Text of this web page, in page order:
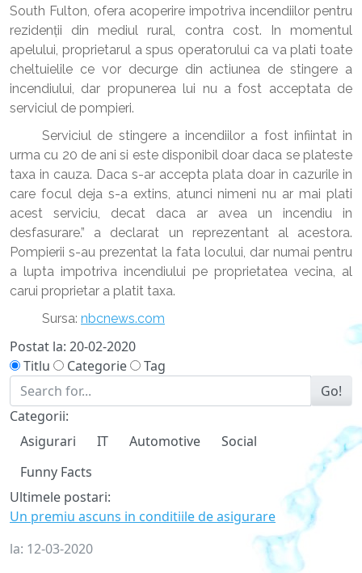
South Fulton, ofera acoperire impotriva incendiilor pentru
rezidenții din mediul rural, contra cost. In momentul
apelului, proprietarul a spus operatorului ca va plati toate
cheltuielile ce vor decurge din actiunea de stingere a
incendiului, dar propunerea lui nu a fost acceptata de
serviciul de pompieri.
Serviciul de stingere a incendiilor a fost infiintat in
urma cu 20 de ani si este disponibil doar daca se plateste
taxa in cauza. Daca s-ar accepta plata doar in cazurile in
care focul deja s-a extins, atunci nimeni nu ar mai plati
acest serviciu, decat daca ar avea un incendiu in
desfasurare.” a declarat un reprezentant al acestora.
Pompierii s-au prezentat la fata locului, dar numai pentru
a lupta impotriva incendiului pe proprietatea vecina, al
carui proprietar a platit taxa.
Sursa: nbcnews.com
Postat la: 20-02-2020
Titlu
Categorie
Tag
Go!
Categorii:
Asigurari
IT Automotive
Social
Funny Facts
Ultimele postari:
Un premiu ascuns in conditiile de asigurare
la: 12-03-2020